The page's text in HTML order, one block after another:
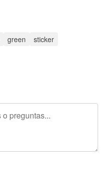
green sticker